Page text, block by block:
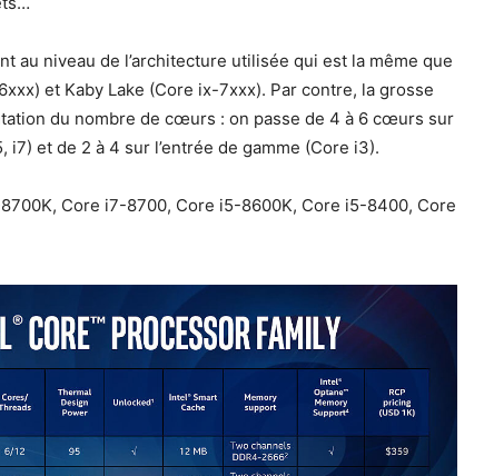
au niveau de l’architecture utilisée qui est la même que
et Kaby Lake (Core ix-7xxx). Par contre, la grosse
du nombre de cœurs : on passe de 4 à 6 cœurs sur
et de 2 à 4 sur l’entrée de gamme (Core i3).
Core i7-8700, Core i5-8600K, Core i5-8400, Core